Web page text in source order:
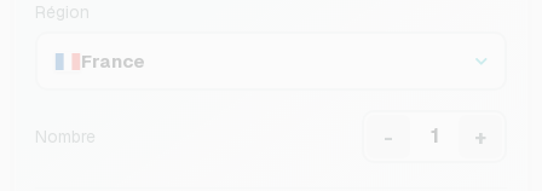
Région
France
Nombre - +